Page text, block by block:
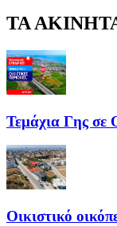
ΤΑ
Τεμάχια Γης σε
Οικιστικό